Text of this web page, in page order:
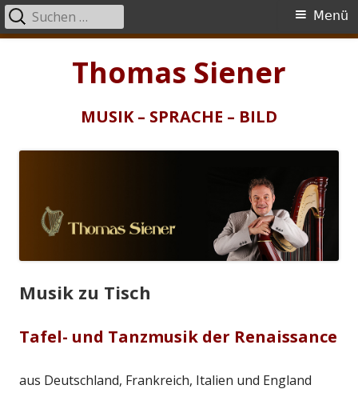
Thomas Siener
MUSIK – SPRACHE – BILD
Primäres
Menü
Suchen
nach:
Musik zu Tisch
Tafel- und Tanzmusik der Renaissance
aus Deutschland, Frankreich, Italien und England